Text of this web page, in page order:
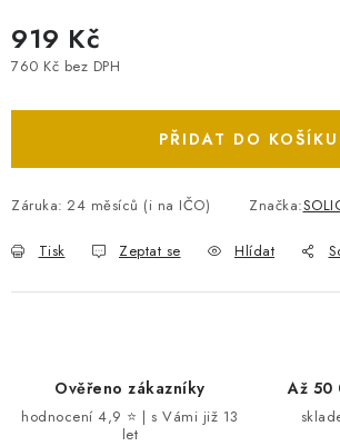
919 Kč
760 Kč bez DPH
PŘIDAT DO KOŠÍKU
Záruka: 24 měsíců (i na IČO) Značka:
Tisk Zeptat se Hlídat
Ověřeno zákazníky
hodnocení 4,9 ⭐ | s Vámi již 13
let
Až 50